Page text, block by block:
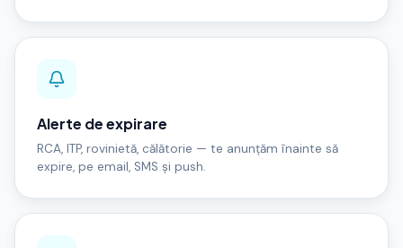
Alerte de expirare
RCA, ITP, rovinietă, călătorie — te anunțăm înainte să
expire, pe email, SMS și push.